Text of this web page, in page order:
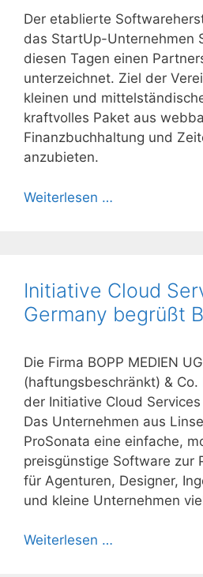
Der etablierte
das StartUp-Unternehmen
diesen Tagen einen
unterzeichnet. Ziel der
kleinen und
kraftvolles Paket aus
Finanzbuchhaltung und
anzubieten.
Weiterlesen …
Initiative Cloud
Germany begrüßt
Die Firma BOPP MEDIEN UG
(haftungsbeschränkt) & Co.
der Initiative Cloud
Das Unternehmen aus
ProSonata eine einfache,
preisgünstige Software zur
für Agenturen, Designer,
und kleine Unternehmen
Weiterlesen …